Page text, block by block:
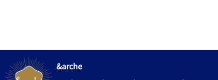
&arche